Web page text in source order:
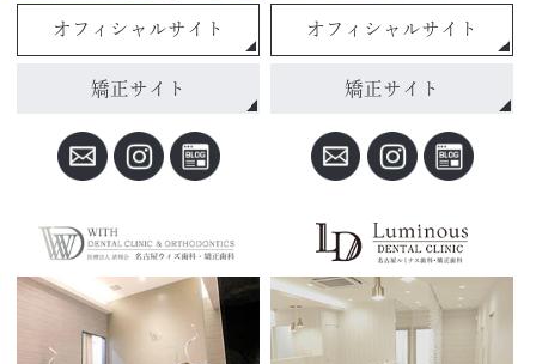
オフィシャルサイト
矯正サイト
オフィシャルサイト
矯正サイト